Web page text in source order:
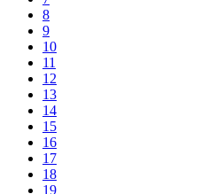
8
9
10
11
12
13
14
15
16
17
18
19